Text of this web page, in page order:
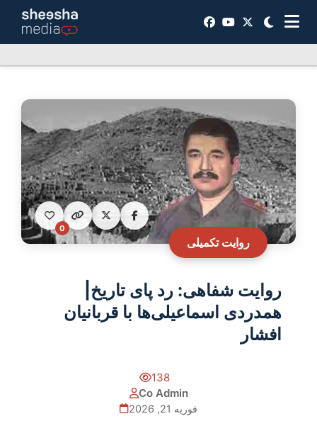
روایت تکمیلی
0
روایت‌ شفاهی: رد پای تاریخ|
همدردی اسماعیلی‌ها با قربانیان
افشار
138
Co Admin
فوریه 21, 2026